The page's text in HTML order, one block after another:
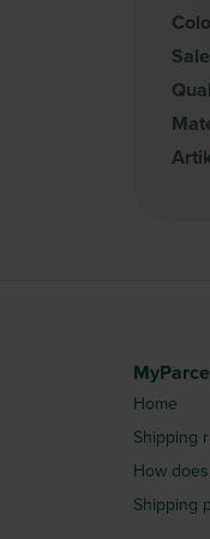
Home
Shipping
How
Shipping